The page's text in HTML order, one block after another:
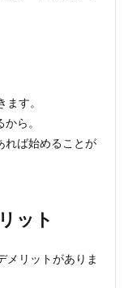
す。
ら。
れば始めることが
ット
メリットがありま